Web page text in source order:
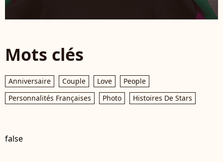
Mots clés
Anniversaire Couple Love
People
Personnalités Françaises
Photo Histoires De Stars
false